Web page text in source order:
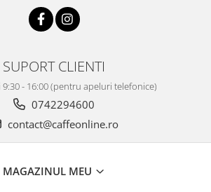
SUPORT CLIENTI
- 16:00 (pentru apeluri telefonice)
0742294600
contact@caffeonline.ro
MAGAZINUL MEU